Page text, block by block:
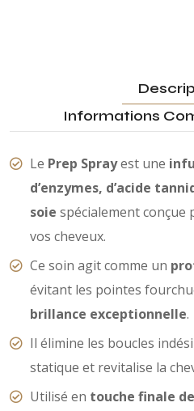
Informations
Le Prep Sprayest une
d’enzymes, d’acide
soie spécialement
vos cheveux.
Ce soin agit comme un
évitant les pointes
brillance exceptionnelle.
Il élimine les boucles
statique et revitalise la
Utilisé en touche finale